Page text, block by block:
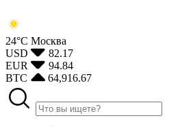
24°С Москва
USD
82.17
EUR
94.84
BTC
64,916.67